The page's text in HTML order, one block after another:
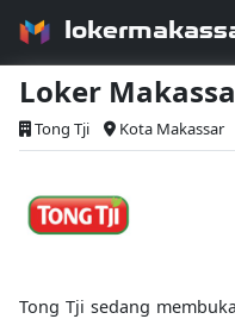
Loker
Tong Tji Kota Makassar
Tong Tji sedang